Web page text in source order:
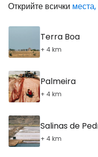
Открийте всички
Terra Boa
+ 4 km
Palmeira
+ 4 km
Salinas de
+ 4 km